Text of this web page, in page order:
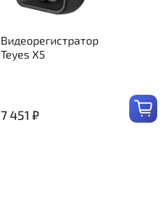
Видеорегистратор
Teyes X5
7 451 ₽